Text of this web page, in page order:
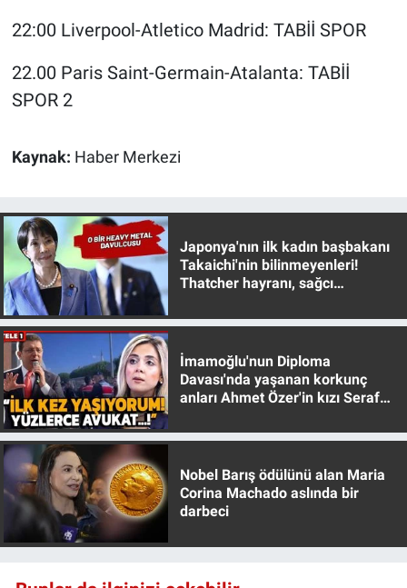
22:00 Liverpool-Atletico Madrid: TABİİ SPOR
22.00 Paris Saint-Germain-Atalanta: TABİİ
SPOR 2
Kaynak: Haber Merkezi
Japonya'nın ilk kadın başbakanı
Takaichi'nin bilinmeyenleri!
Thatcher hayranı, sağcı
İmamoğlu'nun Diploma
Davası'nda yaşanan korkunç
anları Ahmet Özer'in kızı Seraf
Nobel Barış ödülünü alan Maria
Corina Machado aslında bir
darbeci